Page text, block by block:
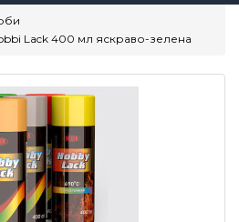
Lack 400 мл яскраво-зелена